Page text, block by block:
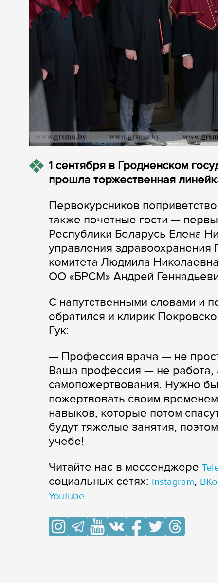
1 сентября в Гродненском
прошла торжественная
Первокурсников
также почетные гости —
Республики Беларусь Елена
управления здравоохранения
комитета Людмила
ОО «БРСМ» Андрей
С напутственными словами и
обратился и клирик
Гук:
— Профессия врача — не
Ваша профессия — не работа,
самопожертвования. Нужно
пожертвовать своим
навыков, которые потом
будут тяжелые занятия,
учебе!
Читайте нас в мессенджере
cоциальных сетях: Instagram,
YouTube